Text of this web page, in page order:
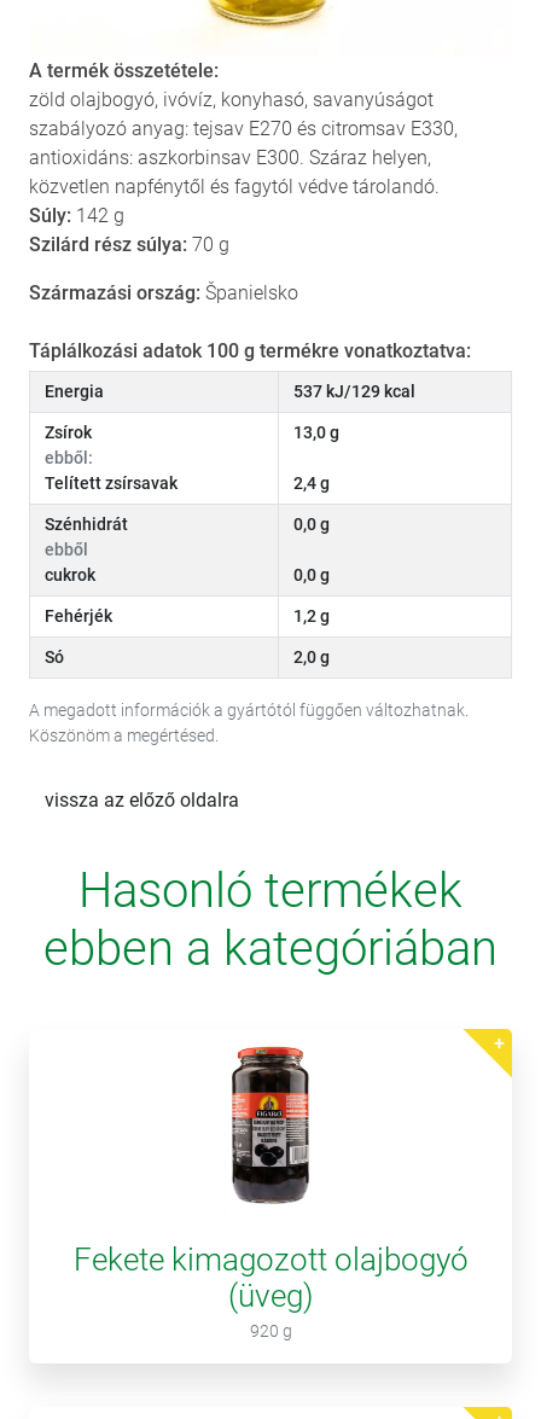
A termék összetétele:
zöld olajbogyó, ivóvíz, konyhasó, savanyúságot
szabályozó anyag: tejsav E270 és citromsav E330,
antioxidáns: aszkorbinsav E300. Száraz helyen,
közvetlen napfénytől és fagytól védve tárolandó.
Súly: 142 g
Szilárd rész súlya: 70 g
Származási ország: Španielsko
Táplálkozási adatok 100 g termékre vonatkoztatva:
Energia 537 kJ/129 kcal
Zsírok
ebből:
Telített zsírsavak
13,0 g
2,4 g
Szénhidrát
ebből
cukrok
0,0 g
0,0 g
Fehérjék 1,2 g
Só 2,0 g
A megadott információk a gyártótól függően változhatnak.
Köszönöm a megértésed.
vissza az előző oldalra
Hasonló termékek
ebben a kategóriában
Fekete kimagozott olajbogyó
(üveg)
920 g